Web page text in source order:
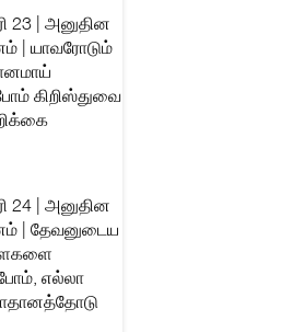
23 | அனுதின
| யாவரோடும்
கிறிஸ்துவை
24 | அனுதின
| தேவனுடைய
எல்லா